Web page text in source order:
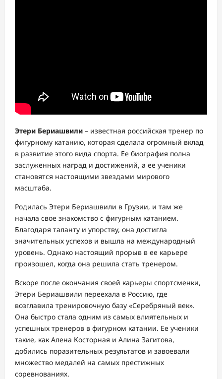
Этери Бериашвили – известная российская тренер по
фигурному катанию, которая сделала огромный вклад
в развитие этого вида спорта. Ее биография полна
заслуженных наград и достижений, а ее ученики
становятся настоящими звездами мирового
масштаба.
Родилась Этери Бериашвили в Грузии, и там же
начала свое знакомство с фигурным катанием.
Благодаря таланту и упорству, она достигла
значительных успехов и вышла на международный
уровень. Однако настоящий прорыв в ее карьере
произошел, когда она решила стать тренером.
Вскоре после окончания своей карьеры спортсменки,
Этери Бериашвили переехала в Россию, где
возглавила тренировочную базу «Серебряный век».
Она быстро стала одним из самых влиятельных и
успешных тренеров в фигурном катании. Ее ученики
такие, как Алена Косторная и Алина Загитова,
добились поразительных результатов и завоевали
множество медалей на самых престижных
соревнованиях.